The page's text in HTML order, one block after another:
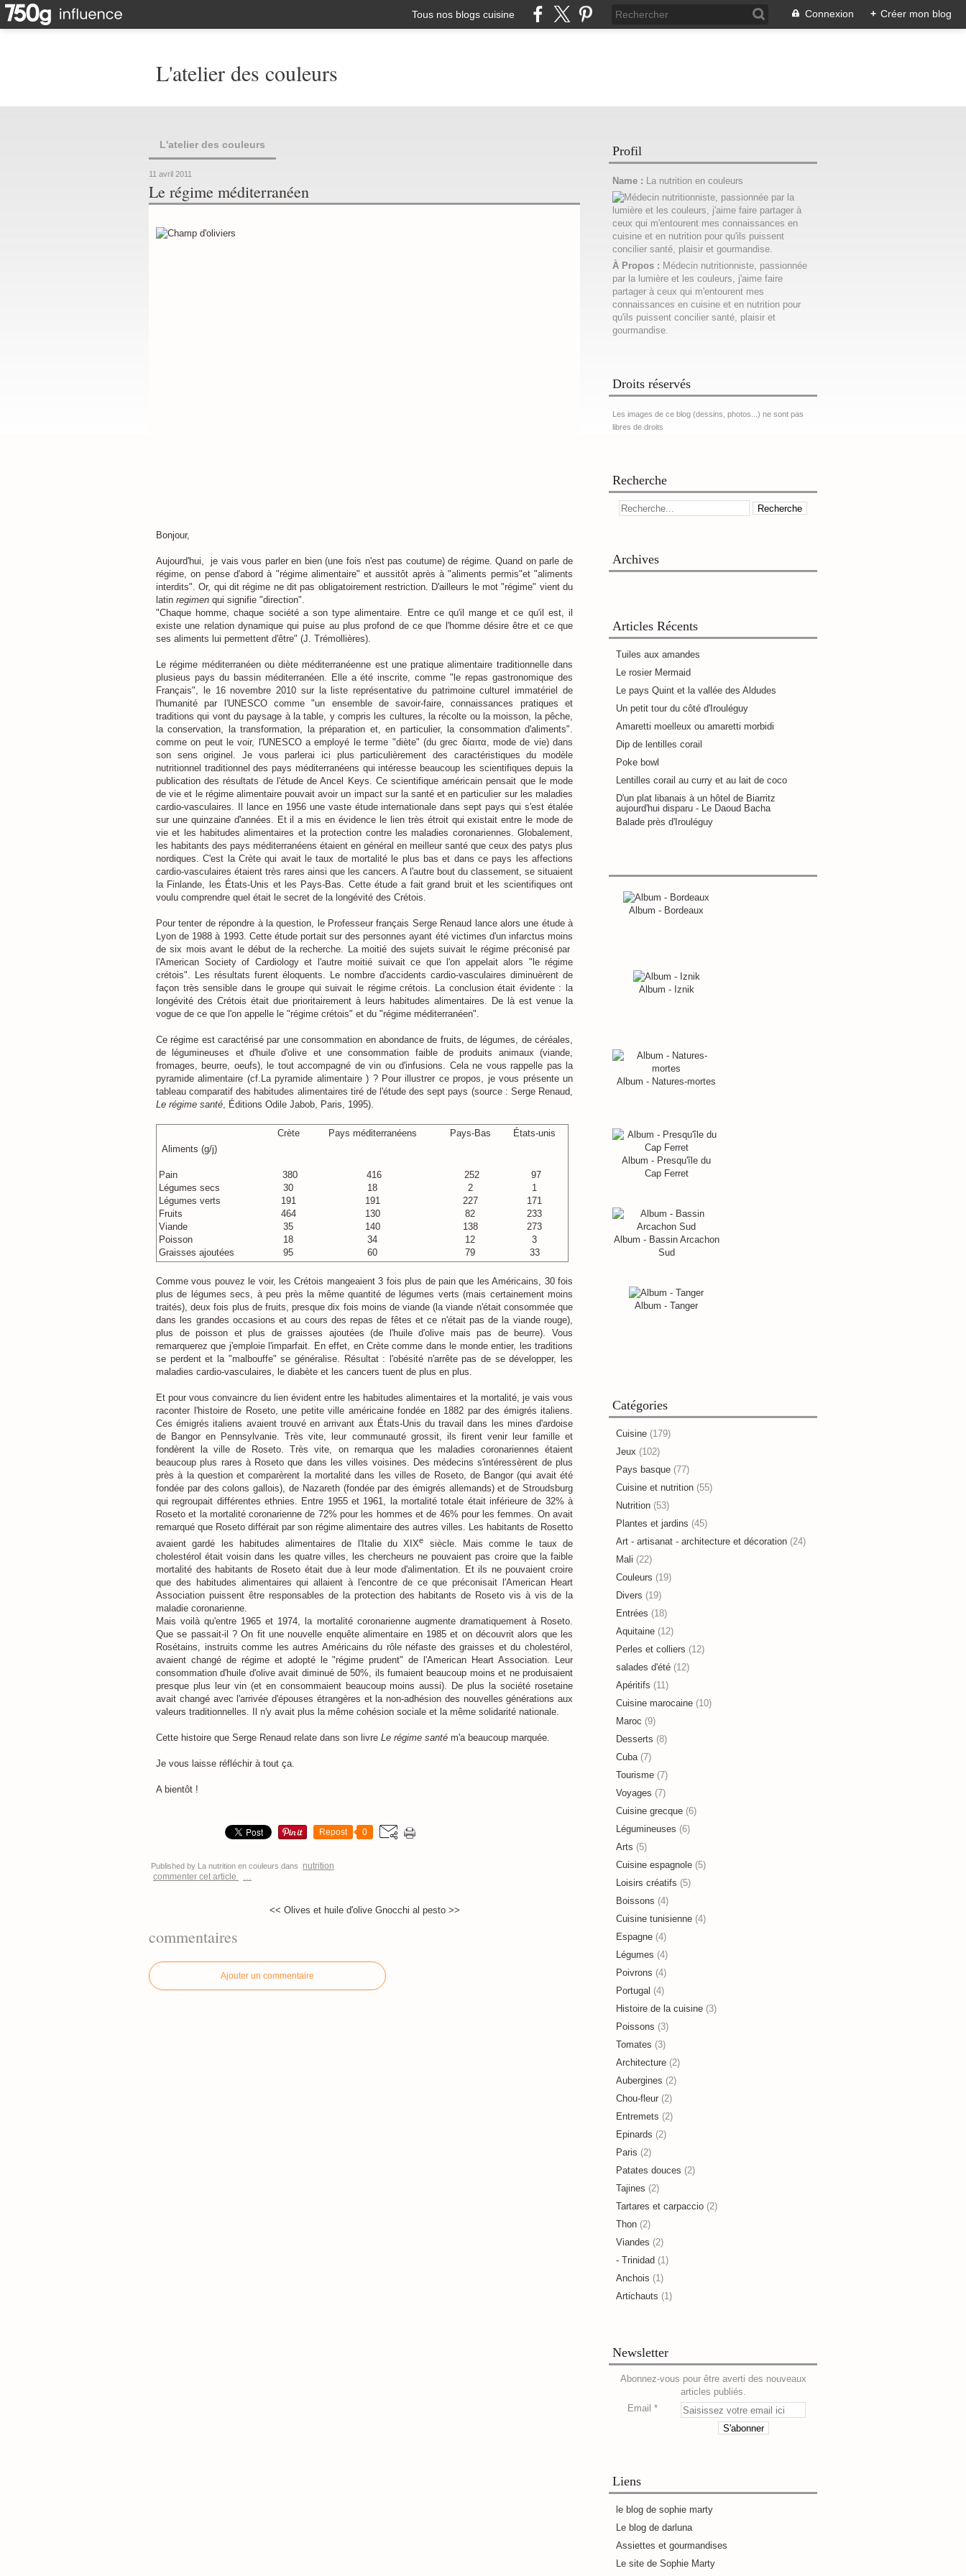
Tous nos blogs cuisine Connexion + Créer mon blog
L'atelier des couleurs
L'atelier des couleurs
11 avril 2011
Le régime méditerranéen
Bonjour,
Aujourd'hui, je vais vous parler en bien (une fois n'est pas coutume) de régime. Quand on parle de
régime, on pense d'abord à "régime alimentaire" et aussitôt après à "aliments permis"et "aliments
interdits". Or, qui dit régime ne dit pas obligatoirement restriction. D'ailleurs le mot "régime" vient du
latin regimen qui signifie "direction".
"Chaque homme, chaque société a son type alimentaire. Entre ce qu'il mange et ce qu'il est, il
existe une relation dynamique qui puise au plus profond de ce que l'homme désire être et ce que
ses aliments lui permettent d'être" (J. Trémollières).
Le régime méditerranéen ou diète méditerranéenne est une pratique alimentaire traditionnelle dans
plusieus pays du bassin méditerranéen. Elle a été inscrite, comme "le repas gastronomique des
Français", le 16 novembre 2010 sur la liste représentative du patrimoine culturel immatériel de
l'humanité par l'UNESCO comme "un ensemble de savoir-faire, connaissances pratiques et
traditions qui vont du paysage à la table, y compris les cultures, la récolte ou la moisson, la pêche,
la conservation, la transformation, la préparation et, en particulier, la consommation d'aliments".
comme on peut le voir, l'UNESCO a employé le terme "diète" (du grec δίαιτα, mode de vie) dans
son sens originel. Je vous parlerai ici plus particulièrement des caractéristiques du modèle
nutritionnel traditionnel des pays méditerranéens qui intéresse beaucoup les scientifiques depuis la
publication des résultats de l'étude de Ancel Keys. Ce scientifique américain pensait que le mode
de vie et le régime alimentaire pouvait avoir un impact sur la santé et en particulier sur les maladies
cardio-vasculaires. Il lance en 1956 une vaste étude internationale dans sept pays qui s'est étalée
sur une quinzaine d'années. Et il a mis en évidence le lien très étroit qui existait entre le mode de
vie et les habitudes alimentaires et la protection contre les maladies coronariennes. Globalement,
les habitants des pays méditerranéens étaient en général en meilleur santé que ceux des patys plus
nordiques. C'est la Crète qui avait le taux de mortalité le plus bas et dans ce pays les affections
cardio-vasculaires étaient très rares ainsi que les cancers. A l'autre bout du classement, se situaient
la Finlande, les États-Unis et les Pays-Bas. Cette étude a fait grand bruit et les scientifiques ont
voulu comprendre quel était le secret de la longévité des Crétois.
Pour tenter de répondre à la question, le Professeur français Serge Renaud lance alors une étude à
Lyon de 1988 à 1993. Cette étude portait sur des personnes ayant été victimes d'un infarctus moins
de six mois avant le début de la recherche. La moitié des sujets suivait le régime préconisé par
l'American Society of Cardiology et l'autre moitié suivait ce que l'on appelait alors "le régime
crétois". Les résultats furent éloquents. Le nombre d'accidents cardio-vasculaires diminuèrent de
façon très sensible dans le groupe qui suivait le régime crétois. La conclusion était évidente : la
longévité des Crétois était due prioritairement à leurs habitudes alimentaires. De là est venue la
vogue de ce que l'on appelle le "régime crétois" et du "régime méditerranéen".
Ce régime est caractérisé par une consommation en abondance de fruits, de légumes, de céréales,
de légumineuses et d'huile d'olive et une consommation faible de produits animaux (viande,
fromages, beurre, oeufs), le tout accompagné de vin ou d'infusions. Cela ne vous rappelle pas la
pyramide alimentaire (cf. La pyramide alimentaire) ? Pour illustrer ce propos, je vous présente un
tableau comparatif des habitudes alimentaires tiré de l'étude des sept pays (source : Serge Renaud,
Le régime santé, Éditions Odile Jabob, Paris, 1995).
Crète Pays méditerranéens Pays-Bas
États-unis
Aliments (g/j)
Pain
Légumes secs
Légumes verts
Fruits
Viande
Poisson
Graisses ajoutées
380
30
191
464
35
18
95
416
18
191
130
140
34
60
252
2
227
82
138
12
79
97
1
171
233
273
3
33
Comme vous pouvez le voir, les Crétois mangeaient 3 fois plus de pain que les Américains, 30 fois
plus de légumes secs, à peu près la même quantité de légumes verts (mais certainement moins
traités), deux fois plus de fruits, presque dix fois moins de viande (la viande n'était consommée que
dans les grandes occasions et au cours des repas de fêtes et ce n'était pas de la viande rouge),
plus de poisson et plus de graisses ajoutées (de l'huile d'olive mais pas de beurre). Vous
remarquerez que j'emploie l'imparfait. En effet, en Crète comme dans le monde entier, les traditions
se perdent et la "malbouffe" se généralise. Résultat : l'obésité n'arrête pas de se développer, les
maladies cardio-vasculaires, le diabète et les cancers tuent de plus en plus.
Et pour vous convaincre du lien évident entre les habitudes alimentaires et la mortalité, je vais vous
raconter l'histoire de Roseto, une petite ville américaine fondée en 1882 par des émigrés italiens.
Ces émigrés italiens avaient trouvé en arrivant aux États-Unis du travail dans les mines d'ardoise
de Bangor en Pennsylvanie. Très vite, leur communauté grossit, ils firent venir leur famille et
fondèrent la ville de Roseto. Très vite, on remarqua que les maladies coronariennes étaient
beaucoup plus rares à Roseto que dans les villes voisines. Des médecins s'intéressèrent de plus
près à la question et comparèrent la mortalité dans les villes de Roseto, de Bangor (qui avait été
fondée par des colons gallois), de Nazareth (fondée par des émigrés allemands) et de Stroudsburg
qui regroupait différentes ethnies. Entre 1955 et 1961, la mortalité totale était inférieure de 32% à
Roseto et la mortalité coronarienne de 72% pour les hommes et de 46% pour les femmes. On avait
remarqué que Roseto différait par son régime alimentaire des autres villes. Les habitants de Rosetto
avaient gardé les habitudes alimentaires de l'Italie du XIXe
siècle. Mais comme le taux de
cholestérol était voisin dans les quatre villes, les chercheurs ne pouvaient pas croire que la faible
mortalité des habitants de Roseto était due à leur mode d'alimentation. Et ils ne pouvaient croire
que des habitudes alimentaires qui allaient à l'encontre de ce que préconisait l'American Heart
Association puissent être responsables de la protection des habitants de Roseto vis à vis de la
maladie coronarienne.
Mais voilà qu'entre 1965 et 1974, la mortalité coronarienne augmente dramatiquement à Roseto.
Que se passait-il ? On fit une nouvelle enquête alimentaire en 1985 et on découvrit alors que les
Rosétains, instruits comme les autres Américains du rôle néfaste des graisses et du cholestérol,
avaient changé de régime et adopté le "régime prudent" de l'American Heart Association. Leur
consommation d'huile d'olive avait diminué de 50%, ils fumaient beaucoup moins et ne produisaient
presque plus leur vin (et en consommaient beaucoup moins aussi). De plus la société rosetaine
avait changé avec l'arrivée d'épouses étrangères et la non-adhésion des nouvelles générations aux
valeurs traditionnelles. Il n'y avait plus la même cohésion sociale et la même solidarité nationale.
Cette histoire que Serge Renaud relate dans son livre Le régime santé m'a beaucoup marquée.
Je vous laisse réfléchir à tout ça.
A bientôt !
Repost 0
Published by La nutrition en couleurs dans
nutrition
commenter cet article
…
<< Olives et huile d'olive Gnocchi al pesto >>
commentaires
Ajouter un commentaire
Profil
Name : La nutrition en couleurs
À Propos : Médecin nutritionniste, passionnée
par la lumière et les couleurs, j'aime faire
partager à ceux qui m'entourent mes
connaissances en cuisine et en nutrition pour
qu'ils puissent concilier santé, plaisir et
gourmandise.
Droits réservés
Les images de ce blog (dessins, photos...) ne sont pas
libres de droits
Recherche
Archives
Articles Récents
Tuiles aux amandes
Le rosier Mermaid
Le pays Quint et la vallée des Aldudes
Un petit tour du côté d'Irouléguy
Amaretti moelleux ou amaretti morbidi
Dip de lentilles corail
Poke bowl
Lentilles corail au curry et au lait de coco
D'un plat libanais à un hôtel de Biarritz
aujourd'hui disparu - Le Daoud Bacha
Balade près d'Irouléguy
Album - Bordeaux
Album - Iznik
Album - Natures-mortes
Album - Presqu'île du
Cap Ferret
Album - Bassin Arcachon
Sud
Album - Tanger
Catégories
Cuisine (179)
Jeux (102)
Pays basque (77)
Cuisine et nutrition (55)
Nutrition (53)
Plantes et jardins (45)
Art - artisanat - architecture et décoration (24)
Mali (22)
Couleurs (19)
Divers (19)
Entrées (18)
Aquitaine (12)
Perles et colliers (12)
salades d'été (12)
Apéritifs (11)
Cuisine marocaine (10)
Maroc (9)
Desserts (8)
Cuba(7)
Tourisme (7)
Voyages (7)
Cuisine grecque (6)
Légumineuses (6)
Arts (5)
Cuisine espagnole (5)
Loisirs créatifs (5)
Boissons (4)
Cuisine tunisienne (4)
Espagne (4)
Légumes (4)
Poivrons (4)
Portugal (4)
Histoire de la cuisine (3)
Poissons (3)
Tomates (3)
Architecture (2)
Aubergines (2)
Chou-fleur (2)
Entremets (2)
Epinards (2)
Paris (2)
Patates douces (2)
Tajines (2)
Tartares et carpaccio (2)
Thon (2)
Viandes (2)
- Trinidad (1)
Anchois (1)
Artichauts (1)
Newsletter
Abonnez-vous pour être averti des nouveaux
articles publiés.
Email
Liens
le blog de sophie marty
Le blog de darluna
Assiettes et gourmandises
Le site de Sophie Marty